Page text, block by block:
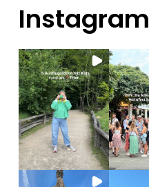
Instagram